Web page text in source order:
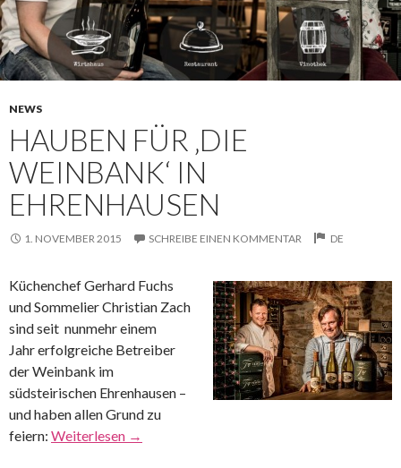
NEWS
HAUBEN FÜR ‚DIE
WEINBANK‘ IN
EHRENHAUSEN
1. NOVEMBER 2015 SCHREIBE EINEN KOMMENTAR DE
Küchenchef Gerhard Fuchs
und Sommelier Christian Zach
sind seit nunmehr einem
Jahr erfolgreiche Betreiber
der Weinbank im
südsteirischen Ehrenhausen –
und haben allen Grund zu
feiern: Weiterlesen →